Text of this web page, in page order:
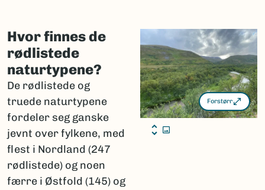
Forstørr
Hvor finnes de
rødlistede
naturtypene?
De rødlistede og
truede naturtypene
fordeler seg ganske
jevnt over fylkene, med
flest i Nordland (247
rødlistede) og noen
færre i Østfold (145) og